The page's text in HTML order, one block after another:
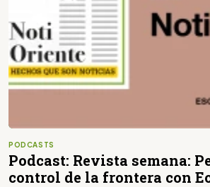
PODCASTS
Podcast: Revista semana:
control de la frontera con